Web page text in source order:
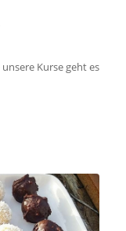
Kurse geht es